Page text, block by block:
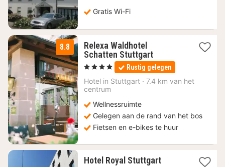
€
Gratis Wi-Fi
8.8
Relexa Waldhotel
Schatten Stuttgart1
nacht
vanaf
112,50
, 4 Sterren Rustig gelegen
Hotel in Stuttgart · 7.4 km van het
centrum
Wellnessruimte
Gelegen aan de rand van het bos
Fietsen en e-bikes te huur
Hotel Royal Stuttgart1